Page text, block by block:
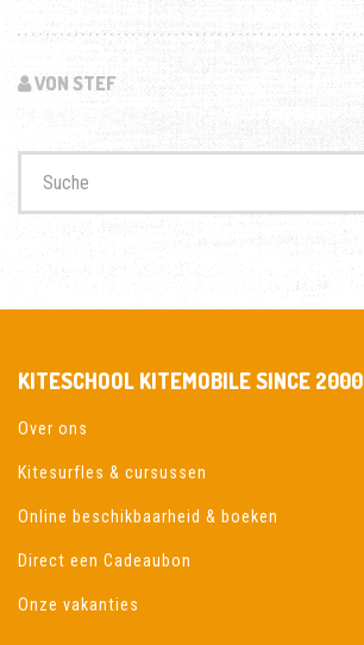
VON STEF
nach:
KITESCHOOL KITEMOBILE SINCE 2000
Over ons
Kitesurfles & cursussen
Online beschikbaarheid & boeken
Direct een Cadeaubon
Onze vakanties